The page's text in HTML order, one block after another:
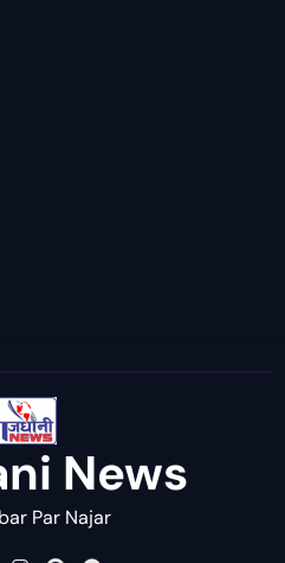
News
Par Najar